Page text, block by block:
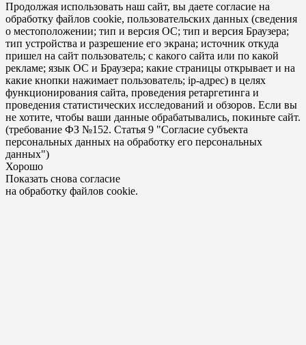
Продолжая использовать наш сайт, вы даете согласие на
обработку файлов cookie, пользовательских данных (сведения
о местоположении; тип и версия ОС; тип и версия Браузера;
тип устройства и разрешение его экрана; источник откуда
пришел на сайт пользователь; с какого сайта или по какой
рекламе; язык ОС и Браузера; какие страницы открывает и на
какие кнопки нажимает пользователь; ip-адрес) в целях
функционирования сайта, проведения ретаргетинга и
проведения статистических исследований и обзоров. Если вы
не хотите, чтобы ваши данные обрабатывались, покиньте сайт.
(требование ФЗ №152. Статья 9 "Согласие субъекта
персональных данных на обработку его персональных
данных")
Хорошо
Показать снова согласие
на обработку файлов cookie.